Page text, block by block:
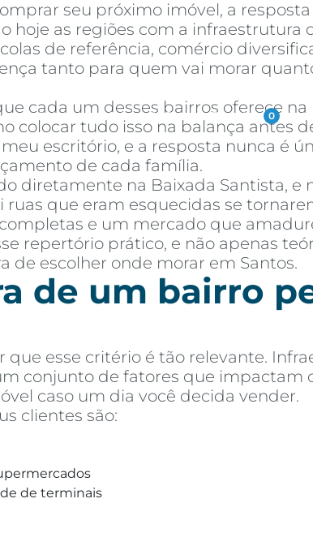
da Invista AR Educação ContatoFavoritos 0
seu próximo imóvel, a
hoje as regiões com a infraestrutura
de referência, comércio
tanto para quem vai morar
cada um desses bairros oferece na
colocar tudo isso na balança antes
escritório, e a resposta nunca é
de cada família.
diretamente na Baixada Santista, e
que eram esquecidas se
e um mercado que
repertório prático, e não apenas
escolher onde morar em Santos.
de um bairro
esse critério é tão relevante.
conjunto de fatores que impactam
caso um dia você decida vender.
clientes são:
de terminais